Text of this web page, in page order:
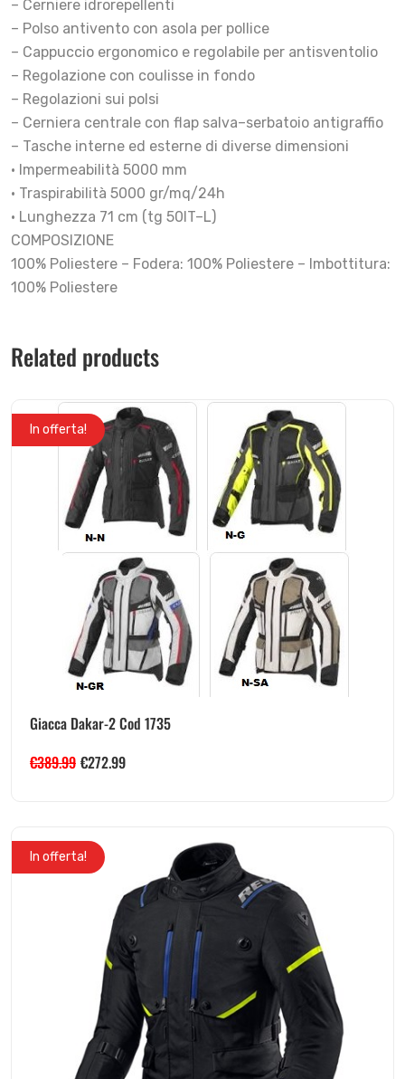
– Cerniere idrorepellenti
– Polso antivento con asola per pollice
– Cappuccio ergonomico e regolabile per antisventolio
– Regolazione con coulisse in fondo
– Regolazioni sui polsi
– Cerniera centrale con flap salva–serbatoio antigraffio
– Tasche interne ed esterne di diverse dimensioni
• Impermeabilità 5000 mm
• Traspirabilità 5000 gr/mq/24h
• Lunghezza 71 cm (tg 50IT–L)
COMPOSIZIONE
100% Poliestere – Fodera: 100% Poliestere – Imbottitura:
100% Poliestere
Related products
In offerta!
Giacca Dakar-2 Cod 1735
€389.99 €272.99
In offerta!